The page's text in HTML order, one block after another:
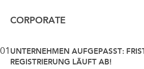
CORPORATE
01 UNTERNEHMEN AUFGEPASST:
REGISTRIERUNG LÄUFT AB!